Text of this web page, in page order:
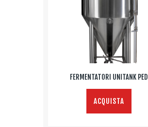
FERMENTATORI UNITANK PED
ACQUISTA